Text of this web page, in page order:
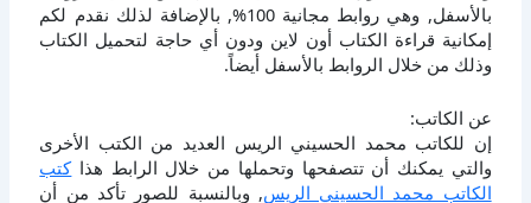
بالأسفل, وهي روابط مجانية 100%, بالإضافة لذلك نقدم لكم
إمكانية قراءة الكتاب أون لاين ودون أي حاجة لتحميل الكتاب
وذلك من خلال الروابط بالأسفل أيضاً.
عن الكاتب:
إن للكاتب محمد الحسيني الريس العديد من الكتب الأخرى
والتي يمكنك أن تتصفحها وتحملها من خلال الرابط هذاكتب
الكاتب محمد الحسيني الريس, وبالنسبة للصور تأكد من أن